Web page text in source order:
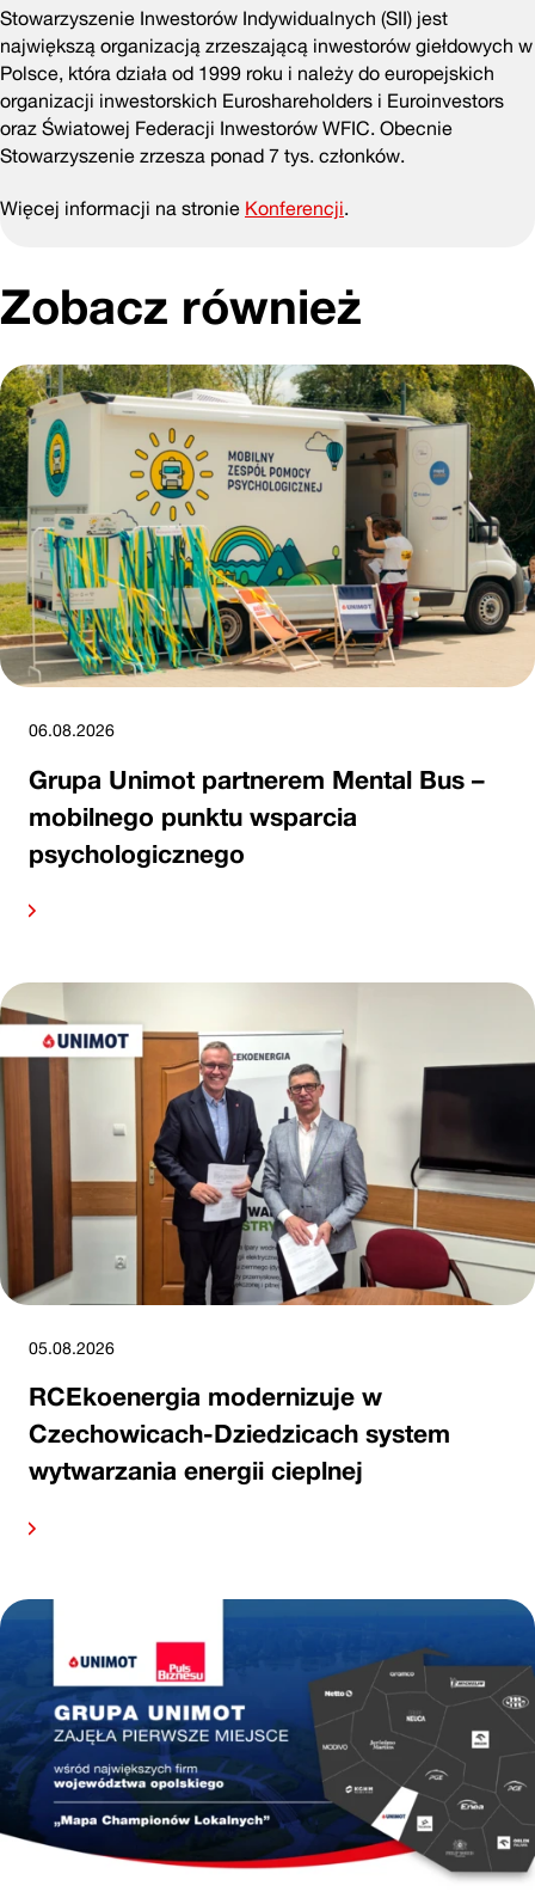
Stowarzyszenie Inwestorów Indywidualnych (SII) jest
największą organizacją zrzeszającą inwestorów giełdowych w
Polsce, która działa od 1999 roku i należy do europejskich
organizacji inwestorskich Euroshareholders i Euroinvestors
oraz Światowej Federacji Inwestorów WFIC. Obecnie
Stowarzyszenie zrzesza ponad 7 tys. członków.
Więcej informacji na stronie Konferencji.
Zobacz również
06.08.2026
Grupa Unimot partnerem Mental Bus –
mobilnego punktu wsparcia
psychologicznego
05.08.2026
RCEkoenergia modernizuje w
Czechowicach-Dziedzicach system
wytwarzania energii cieplnej